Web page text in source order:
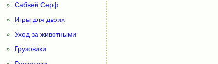
Сабвей Серф
Игры для двоих
Уход за животными
Грузовики